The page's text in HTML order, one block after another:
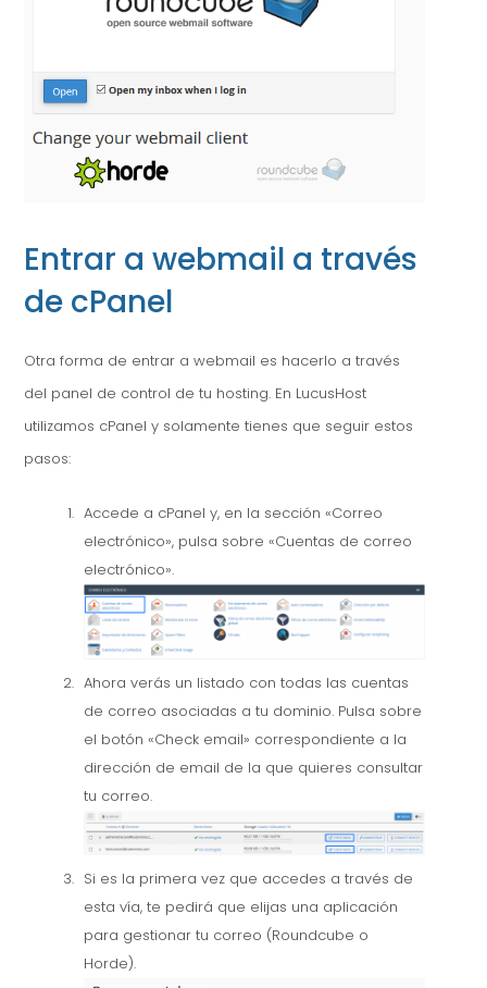
Entrar a webmail a través
de cPanel
Otra forma de entrar a webmail es hacerlo a través
del panel de control de tu hosting. En LucusHost
utilizamos cPanel y solamente tienes que seguir estos
pasos:
Accede a cPanel y, en la sección «Correo
electrónico», pulsa sobre «Cuentas de correo
electrónico».
Ahora verás un listado con todas las cuentas
de correo asociadas a tu dominio. Pulsa sobre
el botón «Check email» correspondiente a la
dirección de email de la que quieres consultar
tu correo.
Si es la primera vez que accedes a través de
esta vía, te pedirá que elijas una aplicación
para gestionar tu correo (Roundcube o
Horde).